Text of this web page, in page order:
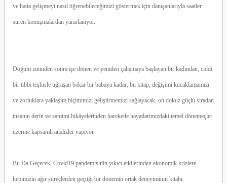
ve hatta gelişmeyi nasıl öğrenebileceğimizi göstermek için danışanlarıyla saatler
süren konuşmalardan yararlanıyor.
Doğum izninden sonra işe dönen ve yeniden çalışmaya başlayan bir kadından, ciddi
bir tıbbi teşhisle uğraşan bekar bir babaya kadar, bu kitap, değişimi kucaklamamızı
ve zorluklara yaklaşım biçimimizi geliştirmemizi sağlayacak, on dokuz güçlü sıradan
insanın derin ve samimi hikâyelerinden hareketle hayatlarımızdaki temel dönemeçler
üzerine kapsamlı analizler yapıyor.
Bu Da Geçecek, Covid19 pandemisinin yıkıcı etkilerinden ekonomik krizlere
hepimizin ağır süreçlerden geçtiği bir dönemin ortak deneyiminin kitabı.